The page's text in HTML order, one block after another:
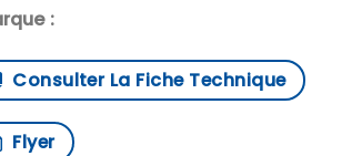
:
Consulter La Fiche Technique
Flyer